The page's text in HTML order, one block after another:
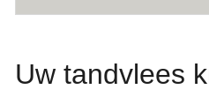
Uw tandvlees